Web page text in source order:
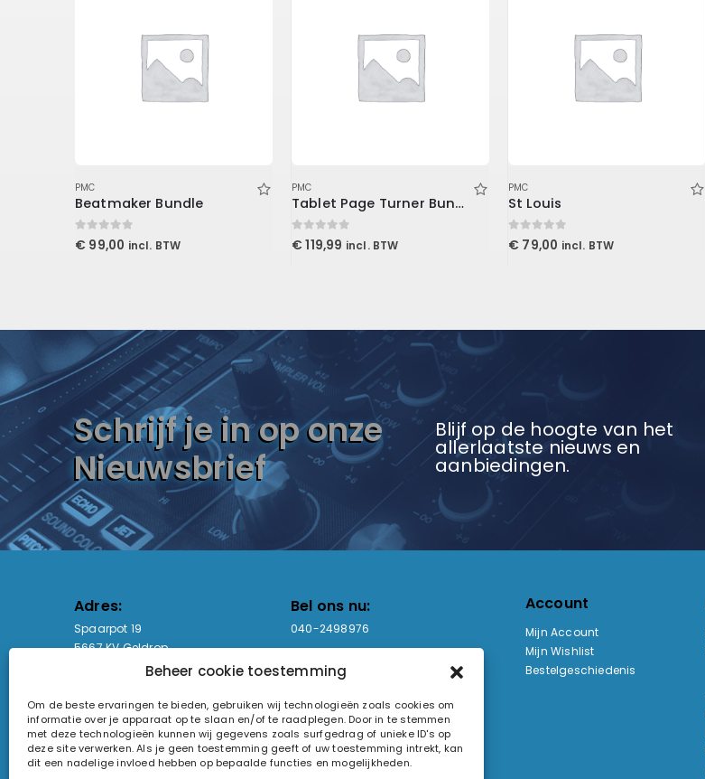
Beheer cookie toestemming
Om de beste ervaringen te bieden, gebruiken wij technologieën zoals cookies om
informatie over je apparaat op te slaan en/of te raadplegen. Door in te stemmen
met deze technologieën kunnen wij gegevens zoals surfgedrag of unieke ID's op
deze site verwerken. Als je geen toestemming geeft of uw toestemming intrekt, kan
dit een nadelige invloed hebben op bepaalde functies en mogelijkheden.
PMC
Beatmaker Bundle
0out of 5
€ 99,00 incl. BTW
PMC
Tablet Page Turner Bundle
0out of 5
€ 119,99 incl. BTW
PMC
St Louis
0out of 5
€ 79,00 incl. BTW
Schrijf je in op onze
Nieuwsbrief
Blijf op de hoogte van het
allerlaatste nieuws en
aanbiedingen.
Adres:
Spaarpot 19
5667 KV Geldrop
Bel ons nu:
040-2498976
sales@lightandsound.store
Openingstijden:
Ma - Vr: 09:00-17:00
Za: Enkel op afspraak
KvK-nummer: 60857196
Btw-nummer: NL854090368B01
Account
Mijn Account
Mijn Wishlist
Bestelgeschiedenis